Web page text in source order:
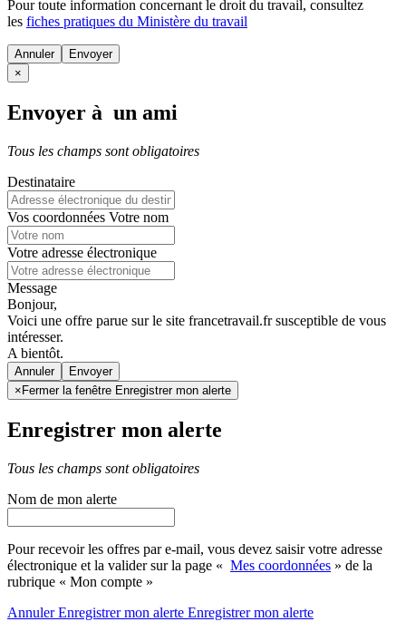
Pour toute information concernant le droit du travail, consultez
les fiches pratiques du Ministère du travail
Annuler
×
Envoyer à un ami
Tous les champs sont obligatoires
Destinataire
Vos coordonnées Votre nom
Votre adresse électronique
Message
Bonjour,
Voici une offre parue sur le site francetravail.fr susceptible de vous
intéresser.
A bientôt.
Annuler
× Fermer la fenêtre Enregistrer mon alerte
Enregistrer mon alerte
Tous les champs sont obligatoires
Nom de mon alerte
Pour recevoir les offres par e-mail, vous devez saisir votre adresse
électronique et la valider sur la page « Mes coordonnées » de la
rubrique « Mon compte »
AnnulerEnregistrer mon alerte Enregistrermon alerte